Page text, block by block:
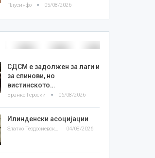
Плусинфо 05/08/2026
СДСМ е задолжен за лаги и
за спинови, но
вистинското…
Бранко Героски 06/08/2026
Илинденски асоцијации
Златко Теодосиевски 04/08/2026